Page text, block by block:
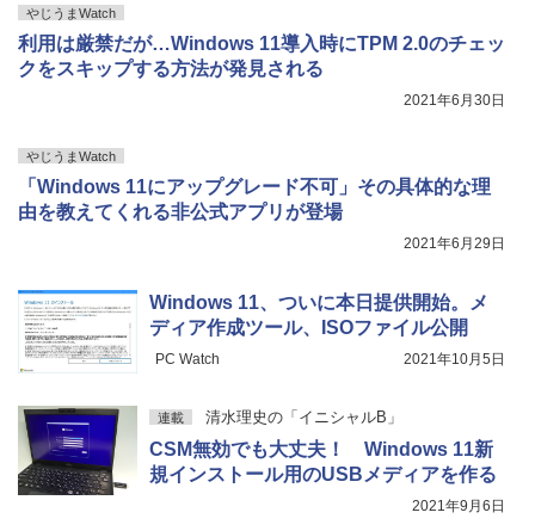
やじうまWatch
利用は厳禁だが…Windows 11導入時にTPM 2.0のチェッ
クをスキップする方法が発見される
2021年6月30日
やじうまWatch
「Windows 11にアップグレード不可」その具体的な理
由を教えてくれる非公式アプリが登場
2021年6月29日
Windows 11、ついに本日提供開始。メ
ディア作成ツール、ISOファイル公開
PC Watch 2021年10月5日
連載 清水理史の「イニシャルB」
CSM無効でも大丈夫！ Windows 11新
規インストール用のUSBメディアを作る
2021年9月6日